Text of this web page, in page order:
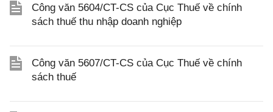
Công văn 5604/CT-CS của Cục Thuế về chính
sách thuế thu nhập doanh nghiệp
Công văn 5607/CT-CS của Cục Thuế về chính
sách thuế